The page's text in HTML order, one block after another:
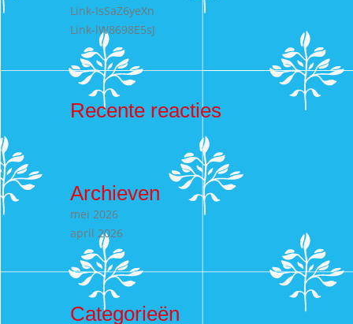
Link-IsSaZ6yeXn
Link-lW8698E5sJ
Recente reacties
Archieven
mei 2026
april 2026
Categorieën